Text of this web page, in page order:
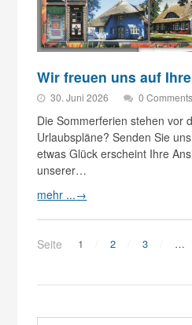
Wir freuen uns auf
30. Juni 2026 0 Comments
Die Sommerferien stehen vor
Urlaubspläne? Senden Sie
etwas Glück erscheint Ihre
unserer…
mehr ...→
Seite 1 2 3 …